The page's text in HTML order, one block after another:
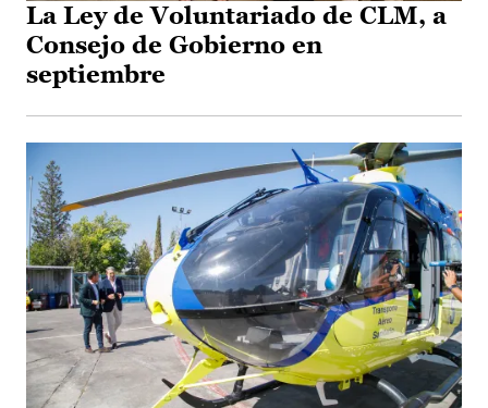
La Ley de Voluntariado de CLM, a
Consejo de Gobierno en
septiembre